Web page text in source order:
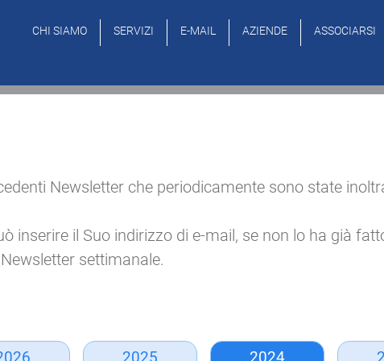
CHI SIAMO SERVIZI E-MAIL AZIENDE ASSOCIARSI
Newsletter che periodicamente sono state
inserire il Suo indirizzo di e-mail, se non lo ha già
settimanale.